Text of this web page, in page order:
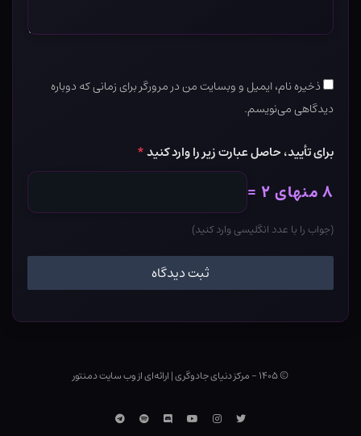
ذخیره نام، ایمیل و وبسایت من در مرورگر برای زمانی که دوباره
دیدگاهی می‌نویسم.
برای تأیید، حاصل عبارت زیر را وارد کنید*
۸ منهای ۲ =
(جواب را با عدد انگلیسی وارد کنید)
© ۱۴۰۵ - مرکز دنیای جادوگری |ارائه‌ای از وب ‌سایت دمنتور
توییتراینستاگرام
یوتوبDiscordاسپاتیفایتلگرام